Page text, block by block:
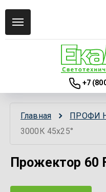
+7
Главная ПРОФИ
3000К 45x25°
Прожектор 60